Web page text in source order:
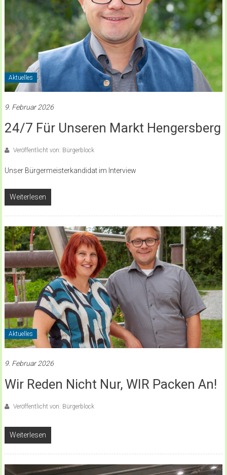
Aktuelles
9. Februar 2026
24/7 Für Unseren Markt Hengersberg
Veröffentlicht von: Bürgerblock
Unser Bürgermeisterkandidat im Interview
Weiterlesen
Aktuelles
9. Februar 2026
Wir Reden Nicht Nur, WIR Packen An!
Veröffentlicht von: Bürgerblock
Weiterlesen